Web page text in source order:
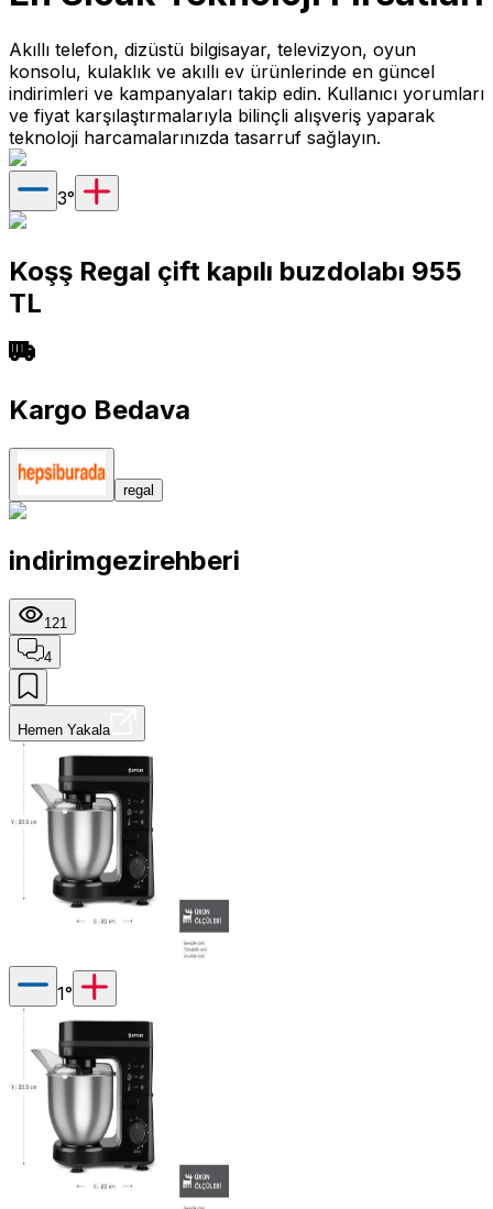
Akıllı telefon, dizüstü bilgisayar, televizyon, oyun
konsolu, kulaklık ve akıllı ev ürünlerinde en güncel
indirimleri ve kampanyaları takip edin. Kullanıcı yorumları
ve fiyat karşılaştırmalarıyla bilinçli alışveriş yaparak
teknoloji harcamalarınızda tasarruf sağlayın.
3°
Koşş Regal çift kapılı buzdolabı 955
TL
Kargo Bedava
regal
indirimgezirehberi
121
4
Hemen Yakala
1°